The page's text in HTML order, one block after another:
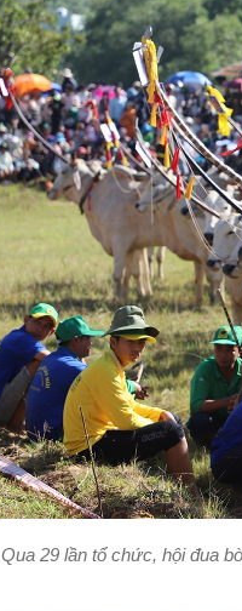
Qua 29 lần tổ chức, hội đua